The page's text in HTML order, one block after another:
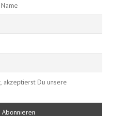
Du unsere